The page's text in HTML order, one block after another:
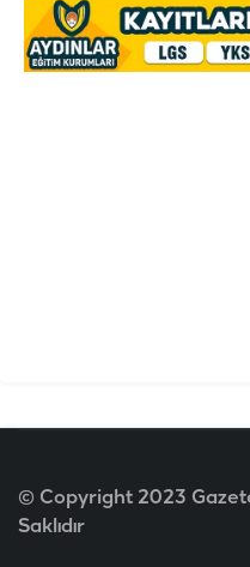
© Copyright 2023
Saklıdır